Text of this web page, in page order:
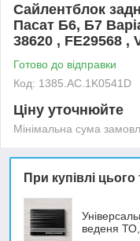
Сайлентблок
Пасат Б6, Б7
38620 , FE29568 ,
Готово до відправки
Код: 1385.AC.1K0541D
Ціну уточнюйте
Мінімальна сума
При купівлі
веденя